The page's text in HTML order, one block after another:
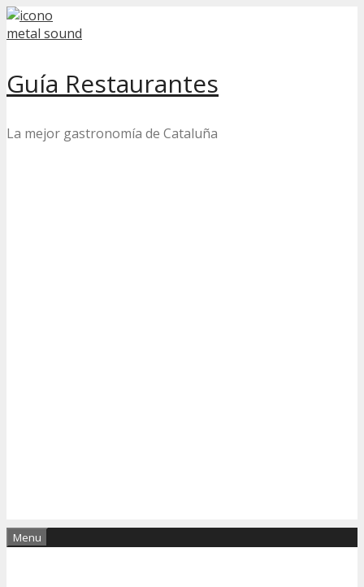
Skip
to
Guía Restaurantes
La mejor gastronomía de Cataluña
Menu